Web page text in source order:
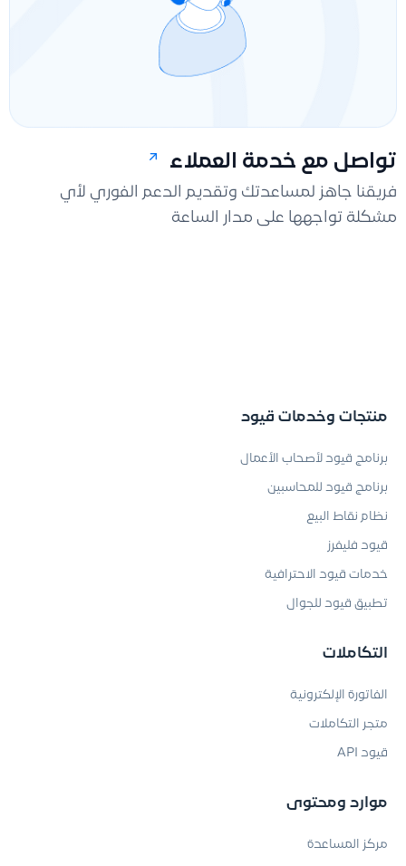
تواصل مع خدمة العملاء
فريقنا جاهز لمساعدتك وتقديم الدعم الفوري لأي
مشكلة تواجهها على مدار الساعة
منتجات وخدمات قيود
برنامج قيود لأصحاب الأعمال
برنامج قيود للمحاسبين
نظام نقاط البيع
قيود فليفرز
خدمات قيود الاحترافية
تطبيق قيود للجوال
التكاملات
الفاتورة الإلكترونية
متجر التكاملات
قيود API
موارد ومحتوى
مركز المساعدة